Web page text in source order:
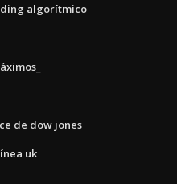
algorítmico
de dow jones
uk